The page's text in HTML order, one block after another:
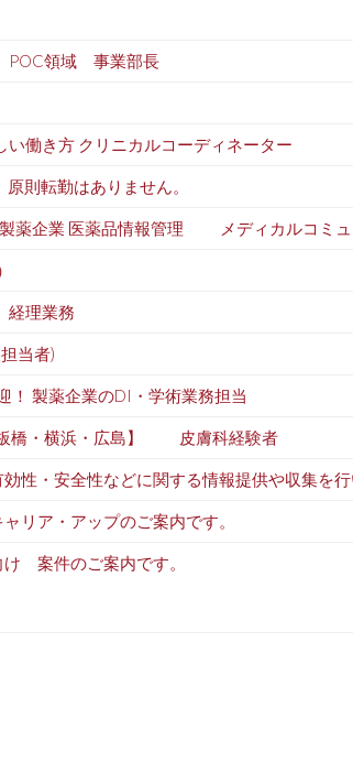
領域 事業部長
い働き方 クリニカルコーディネーター
転勤はありません。
企業 医薬品情報管理 メディカルコミュ
理業務
当者)
製薬企業のDI・学術業務担当
橋・横浜・広島】 皮膚科経験者
性・安全性などに関する情報提供や収集を
ア・アップのご案内です。
案件のご案内です。